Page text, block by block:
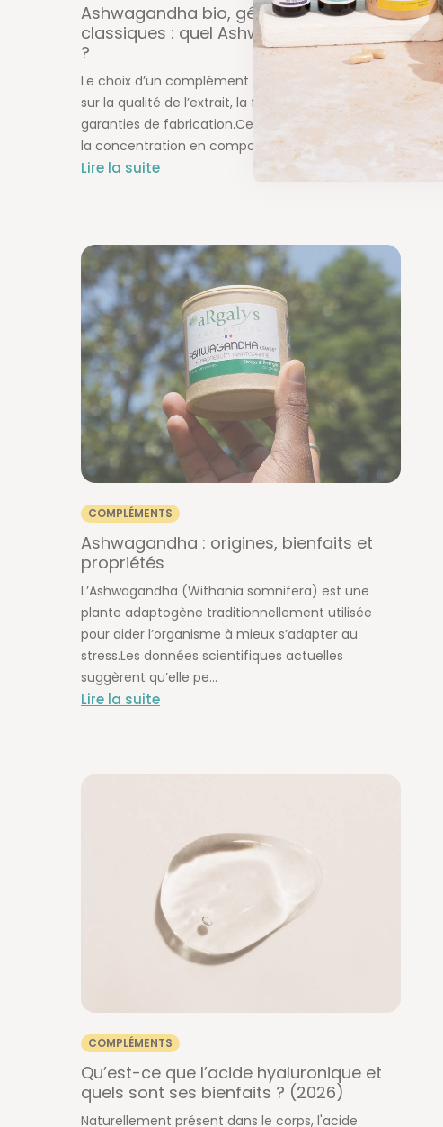
Ashwagandha bio, gélules ou poudres
classiques : quel Ashwagandha choisir
?
Le choix d’un complément d’Ashwagandha repose
sur la qualité de l’extrait, la forme utilisée et les
garanties de fabrication.Ces éléments influencent
la concentration en composés actifs, la toléran...
Lire la suite
COMPLÉMENTS
Ashwagandha : origines, bienfaits et
propriétés
L’Ashwagandha (Withania somnifera) est une
plante adaptogène traditionnellement utilisée
pour aider l’organisme à mieux s’adapter au
stress.Les données scientifiques actuelles
suggèrent qu’elle pe...
Lire la suite
COMPLÉMENTS
Qu’est-ce que l’acide hyaluronique et
quels sont ses bienfaits ? (2026)
Naturellement présent dans le corps, l'acide